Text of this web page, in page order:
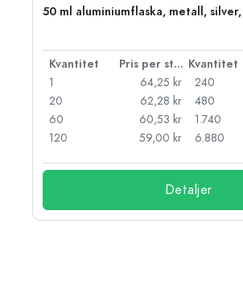
50 ml aluminiumflaska, metall,
Kvantitet Pris per styck Kvantitet
1
64,25 kr
20
62,28 kr
60
60,53 kr
120
59,00 kr
240
480
1.740
6.880
Detaljer